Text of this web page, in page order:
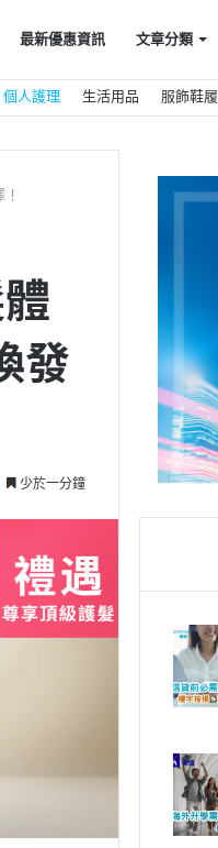
最新優惠資訊 文章分類
個人護理 生活用品 服飾鞋履
發
少於一分鐘